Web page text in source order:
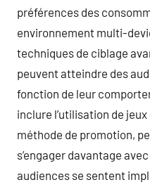
préférences des
environnement multi-
techniques de ciblage
peuvent atteindre des
fonction de leur
inclure l’utilisation de
méthode de promotion,
s’engager davantage
audiences se sentent